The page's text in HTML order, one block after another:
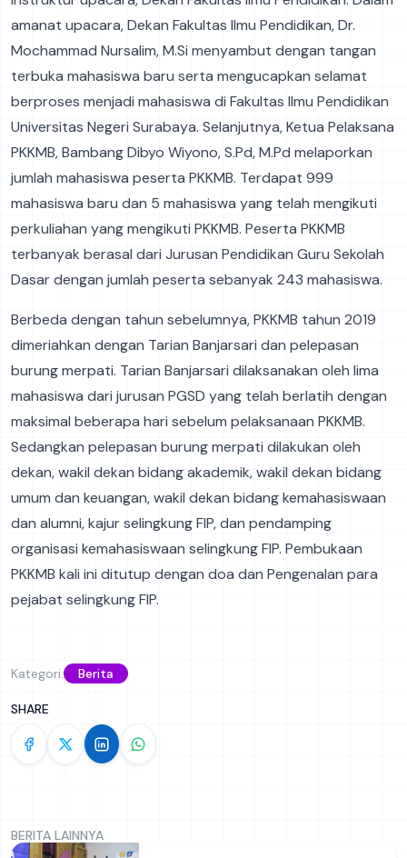
amanat upacara, Dekan Fakultas Ilmu Pendidikan, Dr.
Mochammad Nursalim, M.Si menyambut dengan tangan
terbuka mahasiswa baru serta mengucapkan selamat
berproses menjadi mahasiswa di Fakultas Ilmu Pendidikan
Universitas Negeri Surabaya. Selanjutnya, Ketua Pelaksana
PKKMB, Bambang Dibyo Wiyono, S.Pd, M.Pd melaporkan
jumlah mahasiswa peserta PKKMB. Terdapat 999
mahasiswa baru dan 5 mahasiswa yang telah mengikuti
perkuliahan yang mengikuti PKKMB. Peserta PKKMB
terbanyak berasal dari Jurusan Pendidikan Guru Sekolah
Dasar dengan jumlah peserta sebanyak 243 mahasiswa.
Berbeda dengan tahun sebelumnya, PKKMB tahun 2019
dimeriahkan dengan Tarian Banjarsari dan pelepasan
burung merpati. Tarian Banjarsari dilaksanakan oleh lima
mahasiswa dari jurusan PGSD yang telah berlatih dengan
maksimal beberapa hari sebelum pelaksanaan PKKMB.
Sedangkan pelepasan burung merpati dilakukan oleh
dekan, wakil dekan bidang akademik, wakil dekan bidang
umum dan keuangan, wakil dekan bidang kemahasiswaan
dan alumni, kajur selingkung FIP, dan pendamping
organisasi kemahasiswaan selingkung FIP. Pembukaan
PKKMB kali ini ditutup dengan doa dan Pengenalan para
pejabat selingkung FIP.
Kategori: Berita
SHARE
BERITA LAINNYA